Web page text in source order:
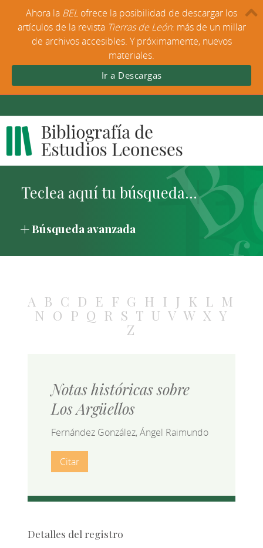
Búsqueda avanzada
A B C D E F G H I J K L M
N O P Q R S T U V W X Y
Z
Notas históricas sobre
Los Argüellos
Fernández González, Ángel Raimundo
Citar
Detalles del registro
Ahora la BEL ofrece la posibilidad de descargar los
artículos de la revista Tierras de León: más de un millar
de archivos accesibles. Y próximamente, nuevos
materiales.
Ir a Descargas